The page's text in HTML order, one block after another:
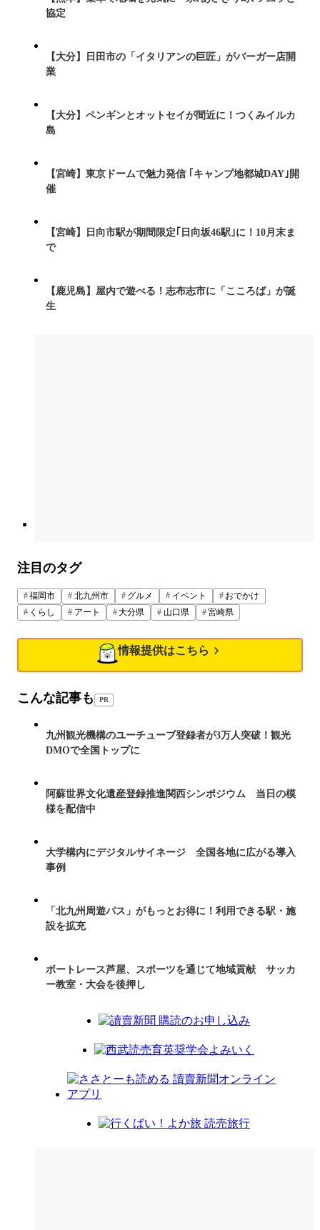
協定
【大分】日田市の「イタリアンの巨匠」がバーガー店開
業
【大分】ペンギンとオットセイが間近に！つくみイルカ
島
【宮崎】東京ドームで魅力発信 ｢キャンプ地都城DAY｣開
催
【宮崎】日向市駅が期間限定｢日向坂46駅｣に！10月末ま
で
【鹿児島】屋内で遊べる！志布志市に「こころば」が誕
生
注目のタグ
福岡市 北九州市 グルメ イベント
おでかけ
くらし
アート 大分県 山口県 宮崎県
情報提供はこちら
こんな記事も PR
九州観光機構のユーチューブ登録者が3万人突破！観光
DMOで全国トップに
阿蘇世界文化遺産登録推進関西シンポジウム 当日の模
様を配信中
大学構内にデジタルサイネージ 全国各地に広がる導入
事例
「北九州周遊パス」がもっとお得に！利用できる駅・施
設を拡充
ボートレース芦屋、スポーツを通じて地域貢献 サッカ
ー教室・大会を後押し